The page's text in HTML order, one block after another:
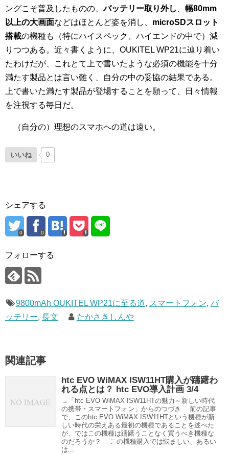
ングこそ普及したものの、バッテリー取り外し
幅80mm
以上の大画面などはほとんど姿を消し、 microSDスロット
搭載の機種も（特にハイスペック、ハイエンドの中で）減
りつつある。近々書くように、OUKITEL WP21に辿り着い
たわけだが、これとて上で書いたような必須の機能を十分
満たす製品とは言い難く、自分の中の妥協の結果である。
上で書いた満たす製品が登場することを願って、日々情報
を注視する毎日だ。
（自分の）理想のスマホへの道は遠い。
いいね 0
シェアする
0 0
フォローする
9800mAh OUKITEL WP21に至る道, スマートフォン, バ
ッテリー, 長文 たかさきしんや
関連記事
htc EVO WiMAX ISW11HT購入が躊躇わ
れる点とは？ htc EVO導入計画 3/4
→「htc EVO WiMAX ISW11HTの魅力～新しい時代
の携帯・スマートフォン」からのつづき 前の記事
で、このhtc EVO WiMAX ISW11HTという機種が新
しい時代の栄えある最初の機種であることを述べた
が、ではこの機種は躊躇うことなく買うべき機種な
のだろうか？ この機種購入では悩ましい、あるい
は...